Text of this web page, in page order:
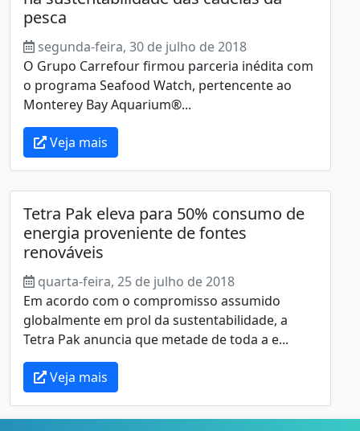
pesca
segunda-feira, 30 de julho de 2018
O Grupo Carrefour firmou parceria inédita com
o programa Seafood Watch, pertencente ao
Monterey Bay Aquarium®...
Veja mais
Tetra Pak eleva para 50% consumo de
energia proveniente de fontes
renováveis
quarta-feira, 25 de julho de 2018
Em acordo com o compromisso assumido
globalmente em prol da sustentabilidade, a
Tetra Pak anuncia que metade de toda a e...
Veja mais